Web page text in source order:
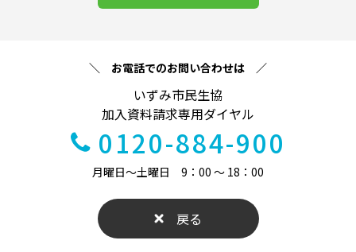
＼ お電話でのお問い合わせは ／
いずみ市民生協
加入資料請求専用ダイヤル
0120-884-900
月曜日～土曜日 9：00 ～ 18：00
戻る